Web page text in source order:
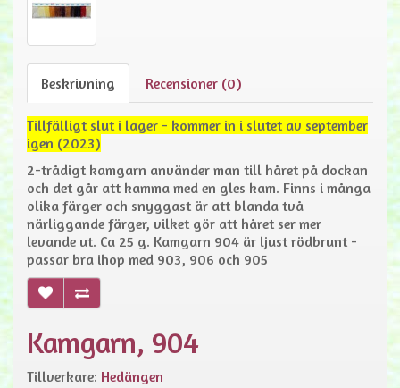
Beskrivning Recensioner (0)
Tillfälligt slut i lager - kommer in i slutet av september
igen (2023)
2-trådigt kamgarn använder man till håret på dockan
och det går att kamma med en gles kam. Finns i många
olika färger och snyggast är att blanda två
närliggande färger, vilket gör att håret ser mer
levande ut. Ca 25 g. Kamgarn 904 är ljust rödbrunt -
passar bra ihop med 903, 906 och 905
Kamgarn, 904
Tillverkare: Hedängen